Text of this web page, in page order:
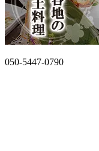
050-5447-0790